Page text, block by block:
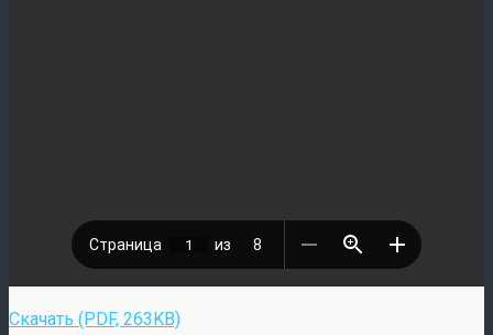
Скачать (PDF, 263KB)